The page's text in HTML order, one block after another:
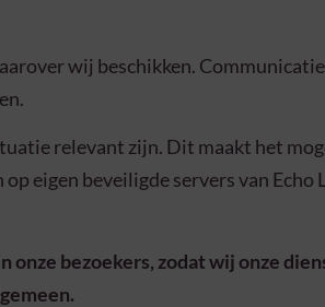
wij beschikken.
relevant zijn. Dit maakt het
eigen beveiligde servers van
bezoekers, zodat wij onze